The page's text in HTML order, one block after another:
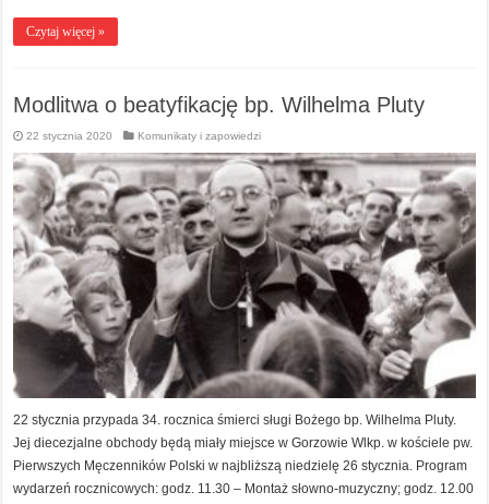
Czytaj więcej »
Modlitwa o beatyfikację bp. Wilhelma Pluty
22 stycznia 2020 Komunikaty i zapowiedzi
22 stycznia przypada 34. rocznica śmierci sługi Bożego bp. Wilhelma Pluty.
Jej diecezjalne obchody będą miały miejsce w Gorzowie Wlkp. w kościele pw.
Pierwszych Męczenników Polski w najbliższą niedzielę 26 stycznia. Program
wydarzeń rocznicowych: godz. 11.30 – Montaż słowno-muzyczny; godz. 12.00